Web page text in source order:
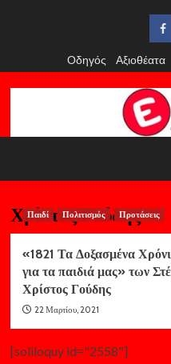
Οδηγός
Αξιοθέατα
Χρίστος Γούδης
Παιδί Πολιτισμός Προτάσεις
«1821 Τα Δοξασμένα
για τα παιδιά μας» των
Χρίστος Γούδης
22 Μαρτίου, 2021
[soliloquy id="2558"]